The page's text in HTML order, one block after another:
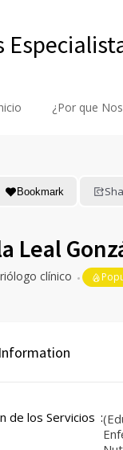
¿Por que
Bookmark
Leal
clínico
de los Servicios